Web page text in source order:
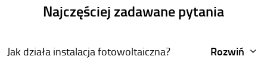
Najczęściej zadawane pytania
Jak działa instalacja fotowoltaiczna? Rozwiń